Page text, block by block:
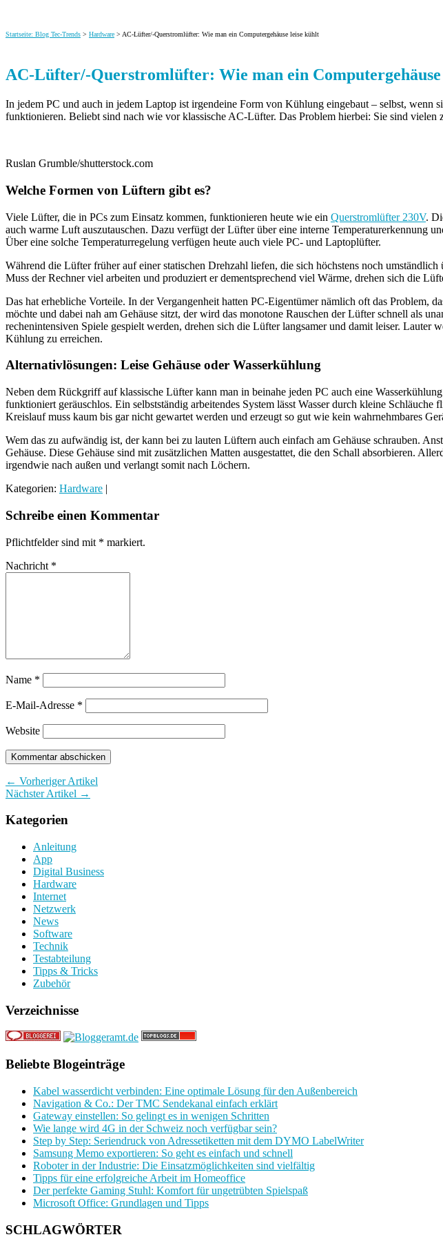
Startseite: Blog Tec-Trends > Hardware > AC-Lüfter/-Querstromlüfter: Wie man ein Computergehäuse leise kühlt
AC-Lüfter/-Querstromlüfter: Wie man ein
In jedem PC und auch in jedem Laptop ist irgendeine Form von Kühlung eingebaut – selbst,
funktionieren. Beliebt sind nach wie vor klassische AC-Lüfter. Das Problem hierbei: Sie sind vielen
Ruslan Grumble/shutterstock.com
Welche Formen von Lüftern gibt es?
Viele Lüfter, die in PCs zum Einsatz kommen, funktionieren heute wie ein Querstromlüfter 230V.
auch warme Luft auszutauschen. Dazu verfügt der Lüfter über eine interne Temperaturerkennung
Über eine solche Temperaturregelung verfügen heute auch viele PC- und Laptoplüfter.
Während die Lüfter früher auf einer statischen Drehzahl liefen, die sich höchstens noch
Muss der Rechner viel arbeiten und produziert er dementsprechend viel Wärme, drehen sich die
Das hat erhebliche Vorteile. In der Vergangenheit hatten PC-Eigentümer nämlich oft das Problem,
möchte und dabei nah am Gehäuse sitzt, der wird das monotone Rauschen der Lüfter schnell als
rechenintensiven Spiele gespielt werden, drehen sich die Lüfter langsamer und damit leiser. Lauter
Kühlung zu erreichen.
Alternativlösungen: Leise Gehäuse oder Wasserkühlung
Neben dem Rückgriff auf klassische Lüfter kann man in beinahe jeden PC auch eine
funktioniert geräuschlos. Ein selbstständig arbeitendes System lässt Wasser durch kleine
Kreislauf muss kaum bis gar nicht gewartet werden und erzeugt so gut wie kein wahrnehmbares
Wem das zu aufwändig ist, der kann bei zu lauten Lüftern auch einfach am Gehäuse schrauben.
Gehäuse. Diese Gehäuse sind mit zusätzlichen Matten ausgestattet, die den Schall absorbieren.
irgendwie nach außen und verlangt somit nach Löchern.
Kategorien: Hardware |
Schreibe einen Kommentar
Pflichtfelder sind mit * markiert.
Nachricht *
Name *
E-Mail-Adresse *
Website
← Vorheriger Artikel
Nächster Artikel →
Kategorien
Anleitung
App
Digital Business
Hardware
Internet
Netzwerk
News
Software
Technik
Testabteilung
Tipps & Tricks
Zubehör
Verzeichnisse
Beliebte Blogeinträge
Kabel wasserdicht verbinden: Eine optimale Lösung für den Außenbereich
Navigation & Co.: Der TMC Sendekanal einfach erklärt
Gateway einstellen: So gelingt es in wenigen Schritten
Wie lange wird 4G in der Schweiz noch verfügbar sein?
Step by Step: Seriendruck von Adressetiketten mit dem DYMO LabelWriter
Samsung Memo exportieren: So geht es einfach und schnell
Roboter in der Industrie: Die Einsatzmöglichkeiten sind vielfältig
Tipps für eine erfolgreiche Arbeit im Homeoffice
Der perfekte Gaming Stuhl: Komfort für ungetrübten Spielspaß
Microsoft Office: Grundlagen und Tipps
SCHLAGWÖRTER